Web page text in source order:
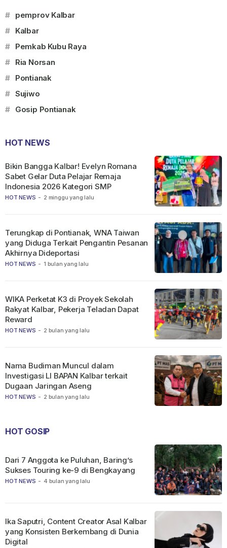
# pemprov Kalbar
# Kalbar
# Pemkab Kubu Raya
# Ria Norsan
# Pontianak
# Sujiwo
# Gosip Pontianak
HOT NEWS
HOT NEWS - 2 minggu yang lalu
Bikin Bangga Kalbar! Evelyn Romana
Sabet Gelar Duta Pelajar Remaja
Indonesia 2026 Kategori SMP
HOT NEWS - 1 bulan yang lalu
Terungkap di Pontianak, WNA Taiwan
yang Diduga Terkait Pengantin Pesanan
Akhirnya Dideportasi
HOT NEWS - 2 bulan yang lalu
WIKA Perketat K3 di Proyek Sekolah
Rakyat Kalbar, Pekerja Teladan Dapat
Reward
HOT NEWS - 2 bulan yang lalu
Nama Budiman Muncul dalam
Investigasi LI BAPAN Kalbar terkait
Dugaan Jaringan Aseng
HOT GOSIP
HOT NEWS - 4 bulan yang lalu
Dari 7 Anggota ke Puluhan, Baring’s
Sukses Touring ke-9 di Bengkayang
Ika Saputri, Content Creator Asal Kalbar
yang Konsisten Berkembang di Dunia
Digital